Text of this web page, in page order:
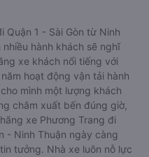
Quận 1 - Sài Gòn từ Ninh
hành khách sẽ nghĩ
xe khách nổi tiếng với
hoạt động vận tải hành
mình một lượng khách
châm xuất bến đúng giờ,
xe Phương Trang đi
- Ninh Thuận ngày càng
tưởng. Nhà xe luôn nỗ lực